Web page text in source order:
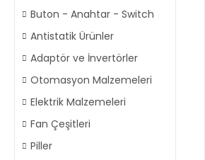
Buton - Anahtar - Switch
Antistatik Ürünler
Adaptör ve İnvertörler
Otomasyon Malzemeleri
Elektrik Malzemeleri
Fan Çeşitleri
Piller